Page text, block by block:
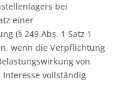
bei
einer
(§ 249 Abs. 1 Satz 1
wenn die Verpflichtung
von
vollständig